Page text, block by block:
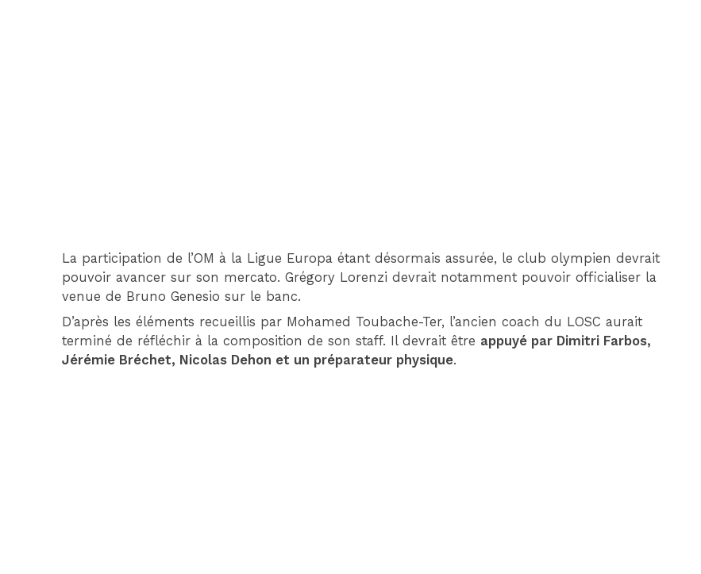
La participation de l’OM à la Ligue Europa étant désormais assurée, le club olympien devrait
pouvoir avancer sur son mercato. Grégory Lorenzi devrait notamment pouvoir officialiser la
venue de Bruno Genesio sur le banc.
D’après les éléments recueillis par Mohamed Toubache-Ter, l’ancien coach du LOSC aurait
terminé de réfléchir à la composition de son staff. Il devrait être appuyé par Dimitri Farbos,
Jérémie Bréchet, Nicolas Dehon et un préparateur physique.